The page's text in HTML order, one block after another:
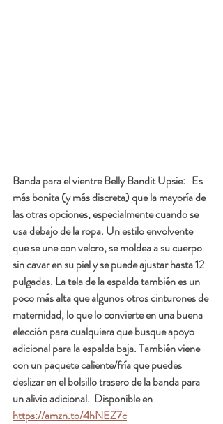
Banda para el vientre Belly Bandit Upsie: Es
más bonita (y más discreta) que la mayoría de
las otras opciones, especialmente cuando se
usa debajo de la ropa. Un estilo envolvente
que se une con velcro, se moldea a su cuerpo
sin cavar en su piel y se puede ajustar hasta 12
pulgadas. La tela de la espalda también es un
poco más alta que algunos otros cinturones de
maternidad, lo que lo convierte en una buena
elección para cualquiera que busque apoyo
adicional para la espalda baja. También viene
con un paquete caliente/fría que puedes
deslizar en el bolsillo trasero de la banda para
un alivio adicional.  Disponible en
https://amzn.to/4hNEZ7c